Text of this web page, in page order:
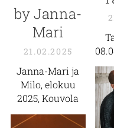
by Janna-
Mari
21.02.2025
Janna-Mari ja
Milo, elokuu
2025, Kouvola